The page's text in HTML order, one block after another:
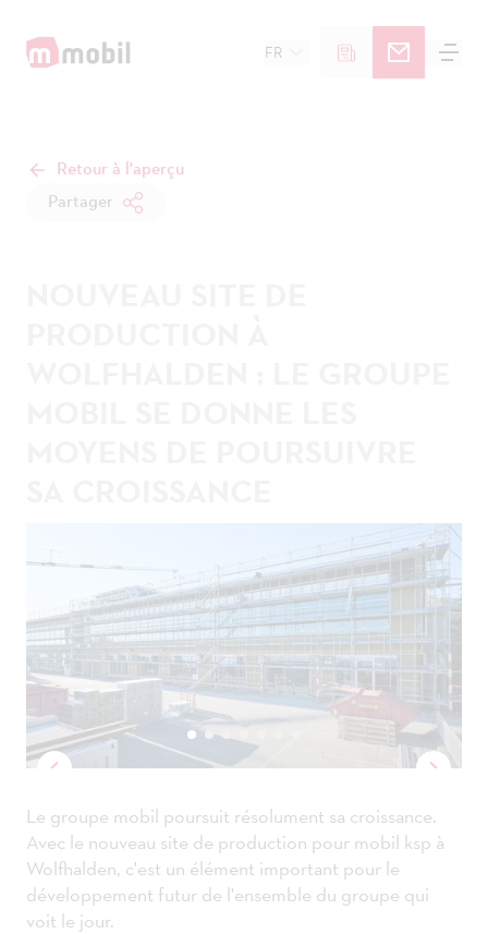
FR
Retour à l'aperçu
Partager
Le groupe mobil poursuit résolument sa croissance.
Avec le nouveau site de production pour mobil ksp à
Wolfhalden, c'est un élément important pour le
développement futur de l'ensemble du groupe qui
voit le jour.